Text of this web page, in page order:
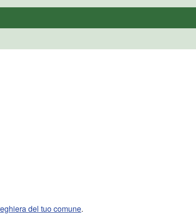
del tuo comune.